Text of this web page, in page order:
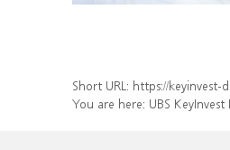
Short URL: https://keyinvest-
You are here: UBS